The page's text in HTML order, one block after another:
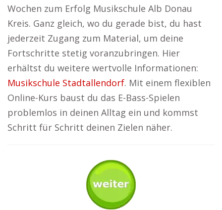
Wochen zum Erfolg Musikschule Alb Donau
Kreis. Ganz gleich, wo du gerade bist, du hast
jederzeit Zugang zum Material, um deine
Fortschritte stetig voranzubringen. Hier
erhältst du weitere wertvolle Informationen:
Musikschule Stadtallendorf. Mit einem flexiblen
Online-Kurs baust du das E-Bass-Spielen
problemlos in deinen Alltag ein und kommst
Schritt für Schritt deinen Zielen näher.